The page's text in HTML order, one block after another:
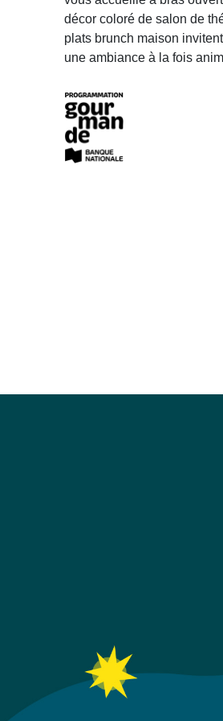
décor coloré de salon de
plats brunch maison
une ambiance à la fois